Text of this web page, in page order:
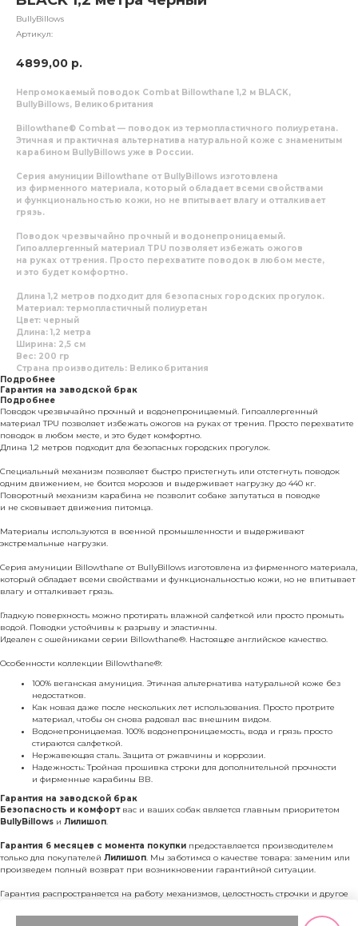
BullyBillows
Артикул:
4899,00 р.
Непромокаемый поводок Combat Billowthane 1,2 м BLACK,
BullyBillows, Великобритания
Billowthane® Combat — поводок из термопластичного полиуретана.
Этичная и практичная альтернатива натуральной коже с знаменитым
карабином BullyBillows уже в России.
Серия амуниции Billowthane от BullyBillows изготовлена
из фирменного материала, который обладает всеми свойствами
и функциональностью кожи, но не впитывает влагу и отталкивает
грязь.
Поводок чрезвычайно прочный и водонепроницаемый.
Гипоаллергенный материал TPU позволяет избежать ожогов
на руках от трения. Просто перехватите поводок в любом месте,
и это будет комфортно.
Длина 1,2 метров подходит для безопасных городских прогулок.
Материал: термопластичный полиуретан
Цвет: черный
Длина: 1,2 метра
Ширина: 2,5 см
Вес: 200 гр
Страна производитель: Великобритания
Подробнее
Гарантия на заводской брак
Подробнее
Поводок чрезвычайно прочный и водонепроницаемый. Гипоаллергенный
материал TPU позволяет избежать ожогов на руках от трения. Просто перехватите
поводок в любом месте, и это будет комфортно.
Длина 1,2 метров подходит для безопасных городских прогулок.
Специальный механизм позволяет быстро пристегнуть или отстегнуть поводок
одним движением, не боится морозов и выдерживает нагрузку до 440 кг.
Поворотный механизм карабина не позволит собаке запутаться в поводке
и не сковывает движения питомца.
Материалы используются в военной промышленности и выдерживают
экстремальные нагрузки.
Серия амуниции Billowthane от BullyBillows изготовлена из фирменного материала,
который обладает всеми свойствами и функциональностью кожи, но не впитывает
влагу и отталкивает грязь.
Гладкую поверхность можно протирать влажной салфеткой или просто промыть
водой. Поводки устойчивы к разрыву и эластичны.
Идеален с ошейниками серии Billowthane®. Настоящее английское качество.
Особенности коллекции Billowthane®:
100% веганская амуниция. Этичная альтернатива натуральной коже без
недостатков.
Как новая даже после нескольких лет использования. Просто протрите
материал, чтобы он снова радовал вас внешним видом.
Водонепроницаемая. 100% водонепроницаемость, вода и грязь просто
стираются салфеткой.
Нержавеющая сталь. Защита от ржавчины и коррозии.
Надежность: Тройная прошивка строки для дополнительной прочности
и фирменные карабины ВВ.
Гарантия на заводской брак
Безопасность и комфортвас и ваших собак является главным приоритетом
BullyBillows и Лилишоп.
Гарантия 6 месяцев c момента покупки предоставляется производителем
только для покупателей Лилишоп. Мы заботимся о качестве товара: заменим или
произведем полный возврат при возникновении гарантийной ситуации.
Гарантия распространяется на работу механизмов, целостность строчки и другое
вмешательство.